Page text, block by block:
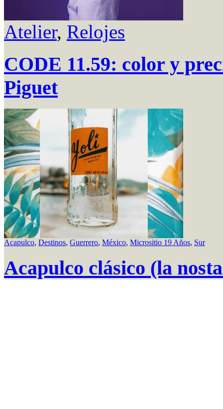
Atelier, Relojes
CODE 11.59: color y
Piguet
Acapulco, Destinos, Guerrero, México, Micrositio 19 Años, Sur
Acapulco clásico (la